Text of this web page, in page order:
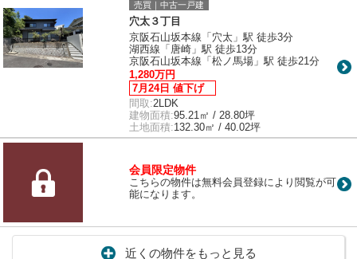
売買｜中古一戸建
穴太３丁目
京阪石山坂本線「穴太」駅 徒歩3分
湖西線「唐崎」駅 徒歩13分
京阪石山坂本線「松ノ馬場」駅 徒歩21分
1,280万円
7月24日 値下げ
間取:2LDK
建物面積:95.21㎡ / 28.80坪
土地面積:132.30㎡ / 40.02坪
会員限定物件
こちらの物件は無料会員登録により閲覧が可
能になります。
近くの物件をもっと見る